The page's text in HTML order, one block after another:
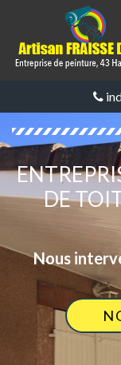
DE
Nous